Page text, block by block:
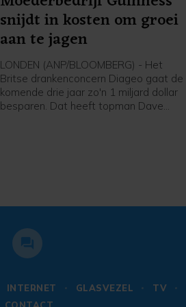
snijdt in kosten om groei
aan te jagen
LONDEN (ANP/BLOOMBERG) - Het
Britse drankenconcern Diageo gaat de
komende drie jaar zo'n 1 miljard dollar
besparen. Dat heeft topman Dave
INTERNET GLASVEZEL TV